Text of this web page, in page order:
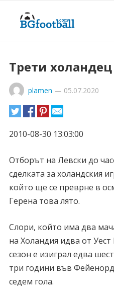
Трети
plamen — 05.07.2020
2010-08-30 13:03:00
Отборът на Левски до
сделката за холандския
който ще се преврне в
Герена това лято.
Слори, който има два
на Холандия идва от
сезон е изиграл едва
три години във Фейенорд
седем гола.